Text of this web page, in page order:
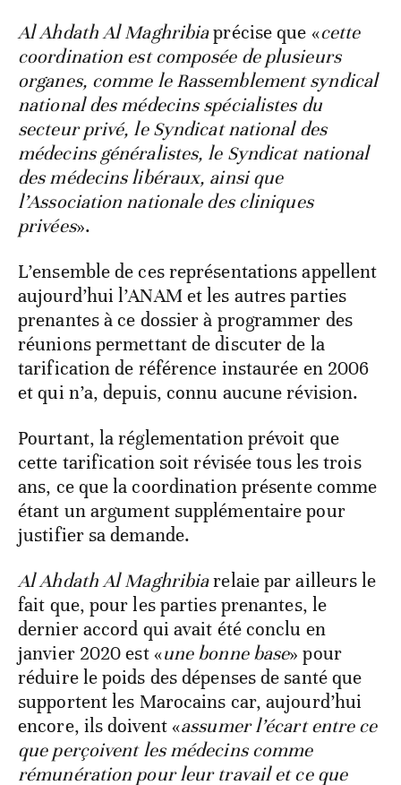
Al Ahdath Al Maghribiaprécise que «cette
coordination est composée de plusieurs
organes, comme le Rassemblement syndical
national des médecins spécialistes du
secteur privé, le Syndicat national des
médecins généralistes, le Syndicat national
des médecins libéraux, ainsi que
l’Association nationale des cliniques
privées».
L’ensemble de ces représentations appellent
aujourd’hui l’ANAM et les autres parties
prenantes à ce dossier à programmer des
réunions permettant de discuter de la
tarification de référence instaurée en 2006
et qui n’a, depuis, connu aucune révision.
Pourtant, la réglementation prévoit que
cette tarification soit révisée tous les trois
ans, ce que la coordination présente comme
étant un argument supplémentaire pour
justifier sa demande.
Al Ahdath Al Maghribiarelaie par ailleurs le
fait que, pour les parties prenantes, le
dernier accord qui avait été conclu en
janvier 2020 est «une bonne base» pour
réduire le poids des dépenses de santé que
supportent les Marocains car, aujourd’hui
encore, ils doivent «assumer l’écart entre ce
que perçoivent les médecins comme
rémunération pour leur travail et ce que